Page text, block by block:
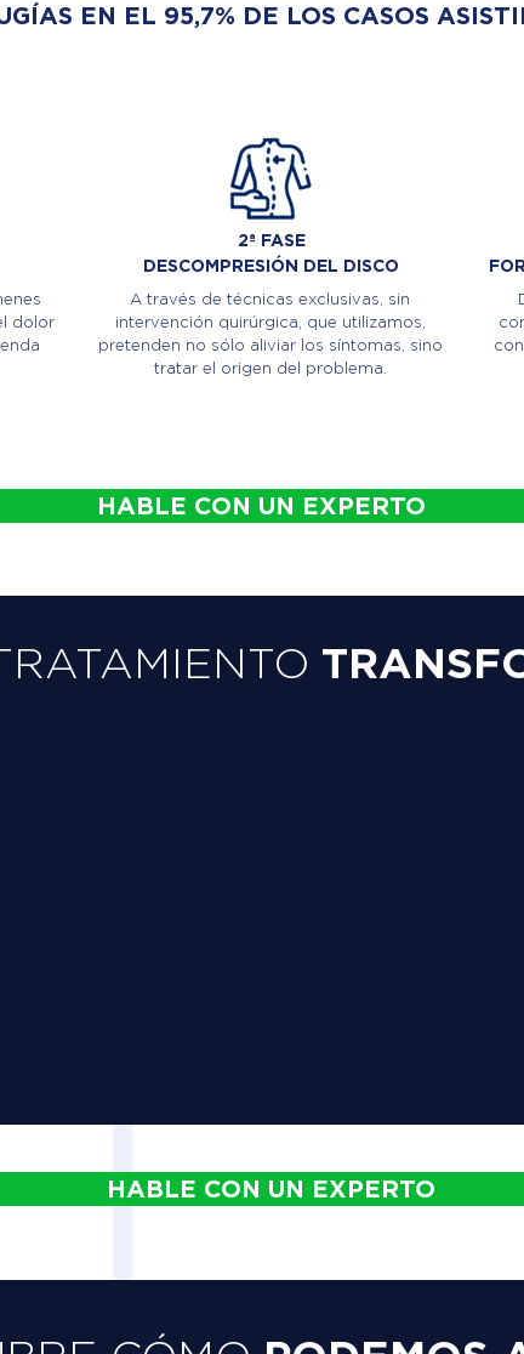
EN EL 95,7% DE LOS CASOS
dolor
2ª FASE
DESCOMPRESIÓN DEL DISCO
A través de técnicas exclusivas, sin
intervención quirúrgica, que utilizamos,
pretenden no sólo aliviar los síntomas, sino
tratar el origen del problema.
HABLE CON UN EXPERTO
HABLE CON UN EXPERTO